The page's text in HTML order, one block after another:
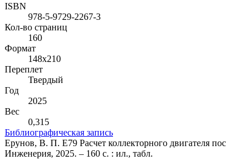
ISBN
978-5-9729-2267-3
Кол-во страниц
160
Формат
148х210
Переплет
Твердый
Год
2025
Вес
0,315
Библиографическая запись
Ерунов, В. П. Е79 Расчет коллекторного двигателя
Инженерия, 2025. – 160 с. : ил., табл.